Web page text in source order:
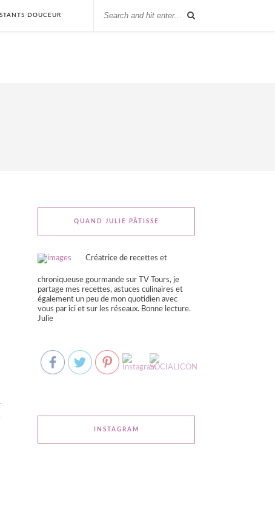
DOUCEUR
QUAND JULIE PÂTISSE
Créatrice de recettes et
chroniqueuse gourmande sur TV Tours, je
partage mes recettes, astuces culinaires et
également un peu de mon quotidien avec
vous par ici et sur les réseaux. Bonne lecture.
Julie
INSTAGRAM